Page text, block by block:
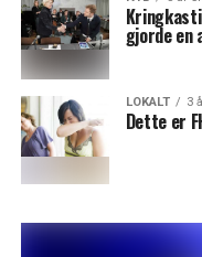
gjorde
LOKALT 3
Dette er